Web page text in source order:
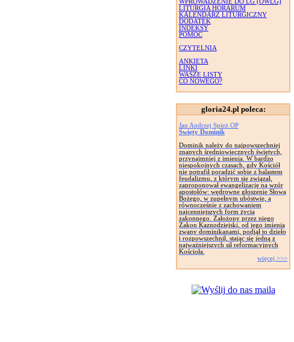
WPROWADZENIE DO LG (OWLG)
LITURGIA HORARUM
KALENDARZ LITURGICZNY
DODATEK
INDEKSY
POMOC
CZYTELNIA
ANKIETA
LINKI
WASZE LISTY
CO NOWEGO?
gloria24.pl poleca:
Jan Andrzej Spież OP
Święty Dominik
Dominik należy do najpowszechniej
znanych średniowiecznych świętych,
przynajmniej z imienia. W bardzo
niespokojnych czasach, gdy Kościół
nie potrafił poradzić sobie z balastem
feudalizmu, z którym się związał,
zaproponował ewangelizację na wzór
apostołów: wędrowne głoszenie Słowa
Bożego, w zupełnym ubóstwie, a
równocześnie z zachowaniem
najcenniejszych form życia
zakonnego. Założony przez niego
Zakon Kaznodziejski, od jego imienia
zwany dominikanami, podjął to dzieło
i rozpowszechnił, stając się jedną z
najważniejszych sił reformacyjnych
Kościoła.
więcej >>>